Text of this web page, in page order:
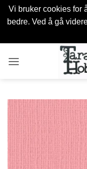
Vi bruker cookies for
bedre. Ved å gå